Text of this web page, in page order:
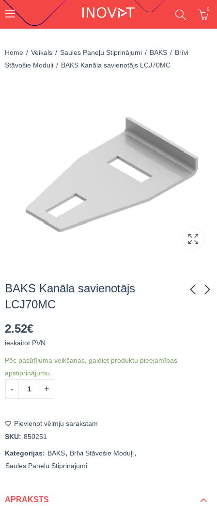
0
Home Veikals Saules Paneļu Stiprinājumi BAKS
Brīvi
Stāvošie Moduļi
BAKS Kanāla savienotājs LCJ70MC
BAKS Kanāla savienotājs
LCJ70MC
2.52€
ieskaitot PVN
Pēc pasūtījuma veikšanas, gaidiet produktu pieejamības
apstiprinājumu.
Pievienot vēlmju sarakstam
SKU: 850251
Kategorijas: BAKS, Brīvi Stāvošie Moduļi,
Saules Paneļu Stiprinājumi
APRAKSTS